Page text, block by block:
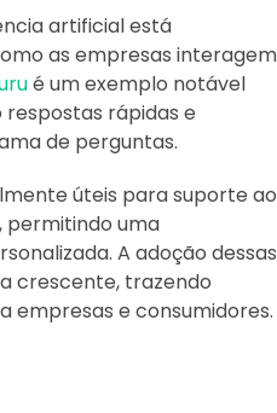
artificial está
as empresas interagem
é um exemplo notável
rápidas e
de perguntas.
úteis para suporte ao
permitindo uma
A adoção dessas
crescente, trazendo
empresas e consumidores.